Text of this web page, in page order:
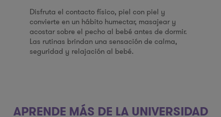
Disfruta el contacto físico, piel con piel y
convierte en un hábito humectar, masajear y
acostar sobre el pecho al bebé antes de dormir.
Las rutinas brindan una sensación de calma,
seguridad y relajación al bebé.
APRENDE MÁS DE LA UNIVERSIDAD